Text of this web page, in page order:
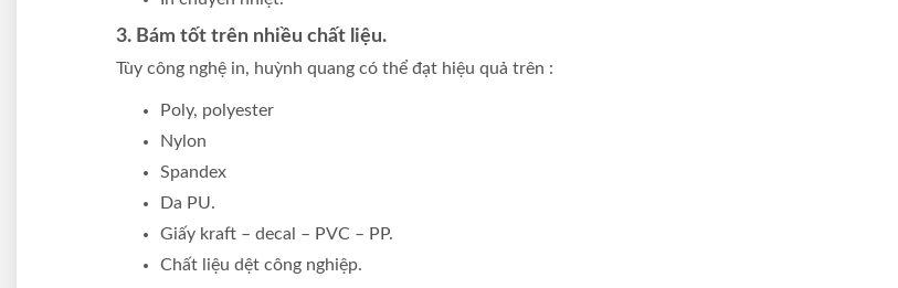
3. Bám tốt trên nhiều chất liệu.
Tùy công nghệ in, huỳnh quang có thể đạt hiệu quả trên :
Poly, polyester
Nylon
Spandex
Da PU.
Giấy kraft – decal – PVC – PP.
Chất liệu dệt công nghiệp.